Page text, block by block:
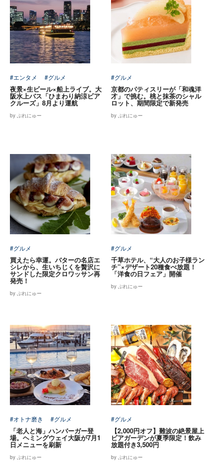
#エンタメ #グルメ
夜景×生ビール×船上ライブ。大
阪水上バス「ひまわり納涼ビア
クルーズ」8月より運航
by ぷれにゅー
#グルメ
京都のパティスリーが「和魂洋
才」で挑む。桃と抹茶のシャル
ロット、期間限定で新発売
by ぷれにゅー
#グルメ
買えたら幸運。バターの名店エ
シレから、生いちじくを贅沢に
サンドした限定クロワッサン再
発売！
by ぷれにゅー
#グルメ
千草ホテル、“大人のお子様ラン
チ”×デザート20種食べ放題！
「洋食の日フェア」開催
by ぷれにゅー
#オトナ磨き #グルメ
「老人と海」ハンバーガー登
場。ヘミングウェイ大阪が7月1
日メニューを刷新
by ぷれにゅー
#グルメ
【2,000円オフ】難波の絶景屋上
ビアガーデンが夏季限定！飲み
放題付き3,500円
by ぷれにゅー